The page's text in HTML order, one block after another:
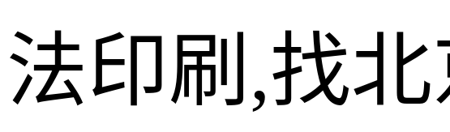
法印刷,找